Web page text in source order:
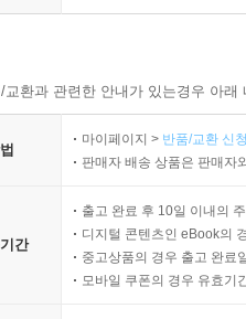
환과 관련한 안내가 있는경우 아
마이페이지 > 반품/교환 신
판매자 배송 상품은 판매자
간
출고 완료 후 10일 이내의
디지털 콘텐츠인 eBook의
중고상품의 경우 출고 완료
모바일 쿠폰의 경우 유효기